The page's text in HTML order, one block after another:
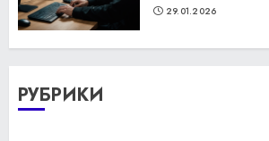
29.01.2026
РУБРИКИ